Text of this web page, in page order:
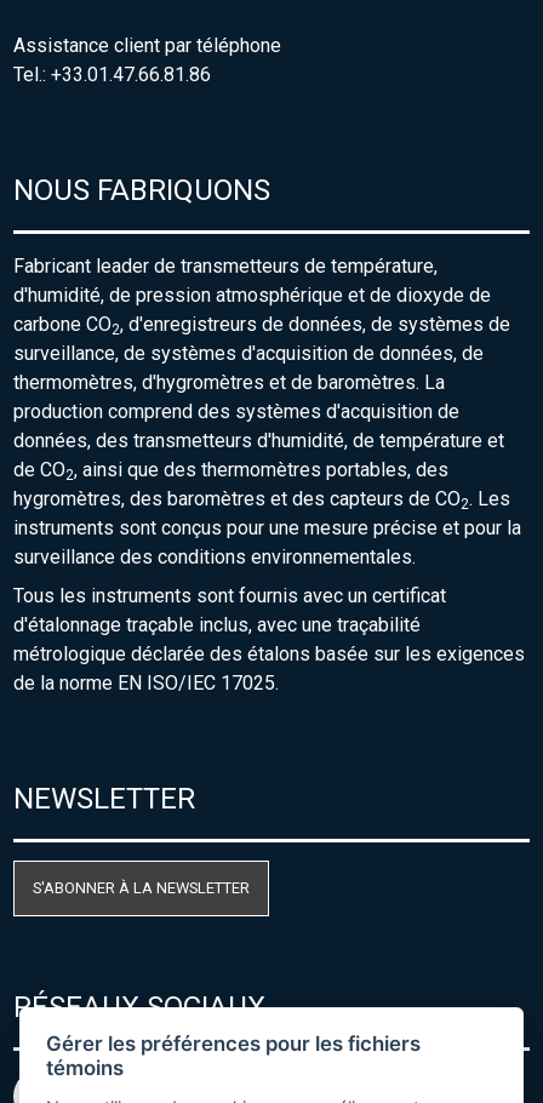
Assistance client par téléphone
Tel.: +33.01.47.66.81.86
NOUS FABRIQUONS
Fabricant leader de transmetteurs de température,
d'humidité, de pression atmosphérique et de dioxyde de
carbone CO2, d'enregistreurs de données, de systèmes de
surveillance, de systèmes d'acquisition de données, de
thermomètres, d'hygromètres et de baromètres. La
production comprend des systèmes d'acquisition de
données, des transmetteurs d'humidité, de température et
de CO2, ainsi que des thermomètres portables, des
hygromètres, des baromètres et des capteurs de CO2. Les
instruments sont conçus pour une mesure précise et pour la
surveillance des conditions environnementales.
Tous les instruments sont fournis avec un certificat
d'étalonnage traçable inclus, avec une traçabilité
métrologique déclarée des étalons basée sur les exigences
de la norme EN ISO/IEC 17025.
NEWSLETTER
S'ABONNER À LA NEWSLETTER
RÉSEAUX SOCIAUX
Gérer les préférences pour les fichiers
témoins